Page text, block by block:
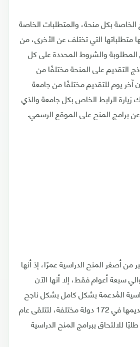
الخاصة بكل منحة، والمتطلبات الخاصة
متطلباتها التي تختلف عن الأخرى، من
المطلوبة والشروط المحددة على كل
التقديم على المنحة مختلفًا من
آخر يوم للتقديم مختلفًا من جامعة
زيارة الرابط الخاص بكل جامعة والذي
برامج المنح على الموقع الرسمي.
من أصغر المنح الدراسية عمرًا، إذ أنها
سبعة أعوام فقط، إلا أنها الآن
المُدعمة بشكل كامل بشكل ناجح
وملحوظ، إذ تقوم بتقديمها في 172 دولة مختلفة، لتتلقى عام
2016 وحده 122000 طلبًا للالتحاق ببرامج المنح الدراسية